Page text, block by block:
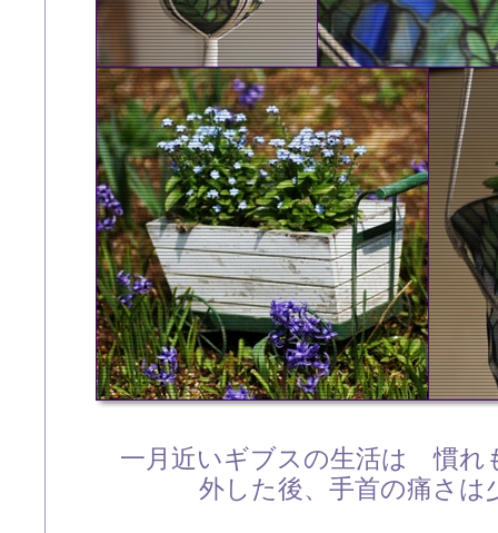
一月近いギブスの生活は 慣れ
外した後、手首の痛さは